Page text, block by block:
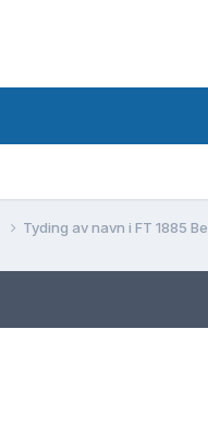
Tyding av navn i FT 1885